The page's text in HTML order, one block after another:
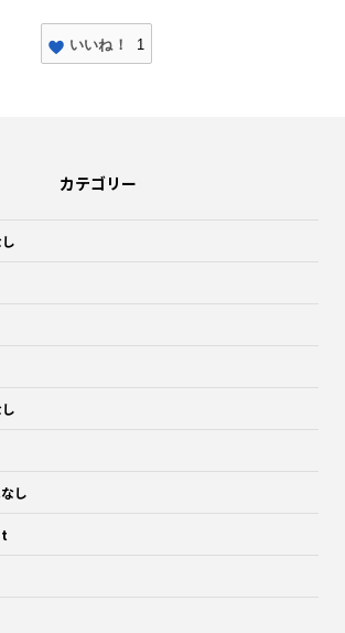
いいね！ 1
カテゴリー
し